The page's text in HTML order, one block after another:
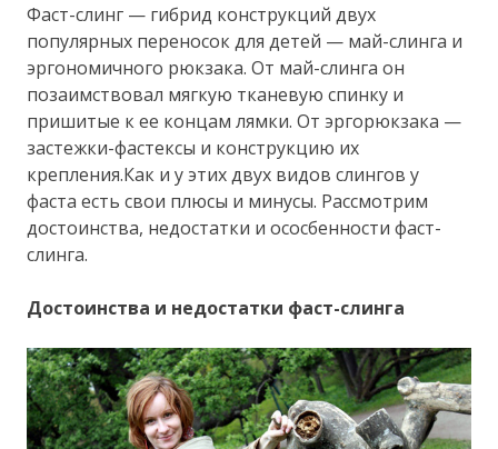
Фаст-слинг — гибрид конструкций двух
популярных переносок для детей — май-слинга и
эргономичного рюкзака. От май-слинга он
позаимствовал мягкую тканевую спинку и
пришитые к ее концам лямки. От эргорюкзака —
застежки-фастексы и конструкцию их
крепления.Как и у этих двух видов слингов у
фаста есть свои плюсы и минусы. Рассмотрим
достоинства, недостатки и ососбенности фаст-
слинга.
Достоинства и недостатки фаст-слинга